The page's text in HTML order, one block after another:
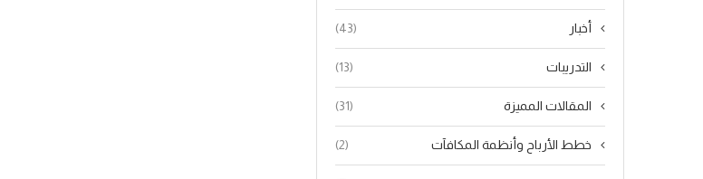
أخبار (43)
التدريبات (13)
المقالات المميزة (31)
خطط الأرباح وأنظمة المكافآت (2)